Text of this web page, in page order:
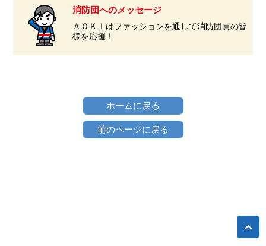
消防団へのメッセージ
ＡＯＫＩはファッションを通して消防団員の皆
様を応援！
ホームに戻る
前のページに戻る